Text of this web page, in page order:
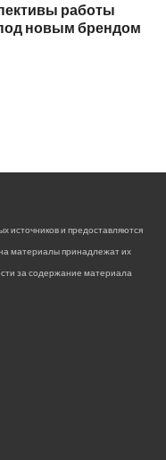
работы
новым брендом
источников и предоставляются
материалы принадлежат их
за содержание материала